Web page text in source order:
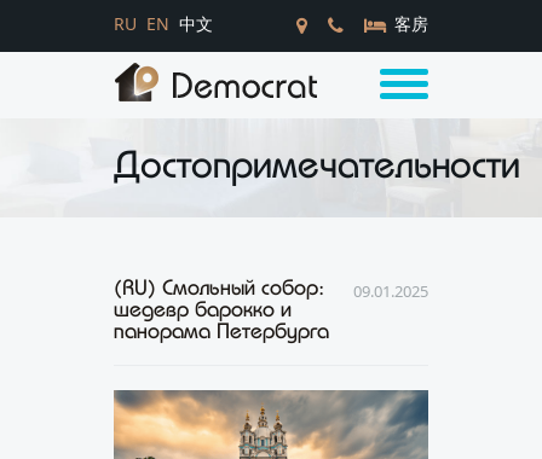
RU EN 中文 客房
Достопримечательности
(RU) Смольный собор:
шедевр барокко и
панорама Петербурга
09.01.2025